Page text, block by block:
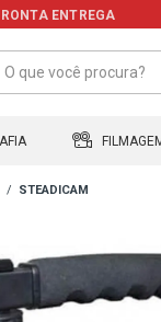
ENTREGA
STEADICAM